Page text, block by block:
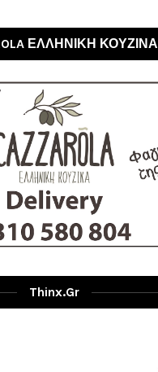
ΕΛΛΗΝΙΚΗ ΚΟΥΖΙΝΑ
Thinx.gr